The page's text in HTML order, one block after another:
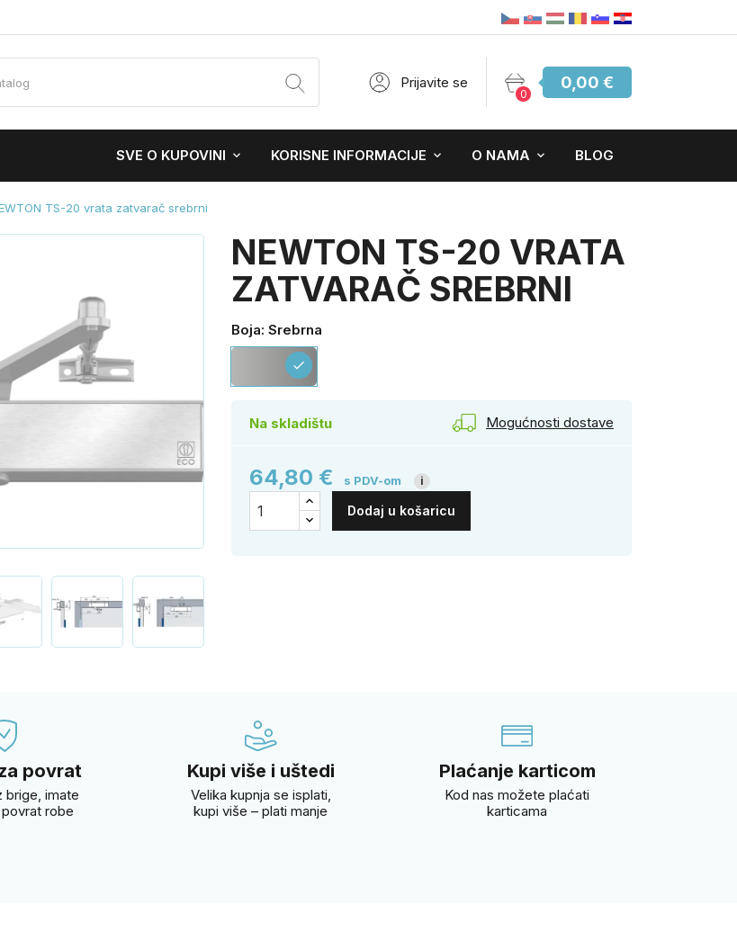
Prijavite se
0
0,00 €
SVE O KUPOVINI KORISNE INFORMACIJE O NAMA BLOG
TS-20 vrata zatvarač srebrni
NEWTON TS-20 VRATA
ZATVARAČ SREBRNI
Boja: Srebrna
Srebrna
check
Na skladištu Mogućnosti dostave
64,80 € s PDV-om i
Dodaj u košaricu
povrat
brige, imate
povrat robe
Kupi više i uštedi
Velika kupnja se isplati,
kupi više – plati manje
Plaćanje karticom
Kod nas možete plaćati
karticama